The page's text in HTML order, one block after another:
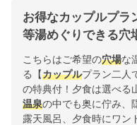
お得なカップルプラ
等湯めぐりできる穴
こちらはご希望の穴場な
る【カップルプラン二人
の特典付！夕食は選べる
温泉の中でも奥に佇み、
露天風呂、夕食時にワン